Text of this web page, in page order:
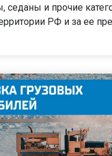
седаны и прочие
РФ и за ее